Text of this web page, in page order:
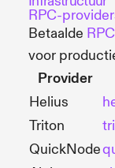
RPC-
Betaalde RPC
voor
Provider
Helius
Triton
QuickNode